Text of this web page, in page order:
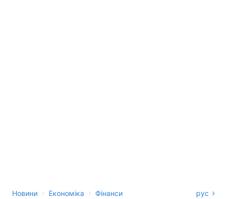
Новини › Економіка › Фінанси рус